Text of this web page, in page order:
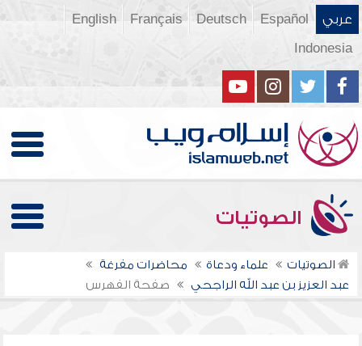
عربي Español
Deutsch
Français
English
Indonesia
الصوتيات
الصوتيات علماء ودعاة
محاضرات مفرغة
عبد العزيز بن عبد الله الراجحي
صفحة الفهرس